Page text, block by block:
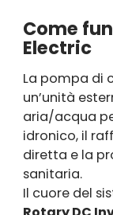
Come
Electric
La pompa di
un’unità
aria/acqua
idronico, il
diretta e la
sanitaria.
Il cuore del